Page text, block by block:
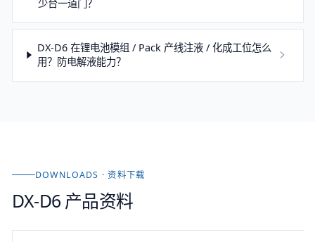
少台一道门？
DX-D6 在锂电池模组 / Pack 产线注液 / 化成工位怎么
用？防电解液能力？
DOWNLOADS · 资料下载
DX-D6 产品资料